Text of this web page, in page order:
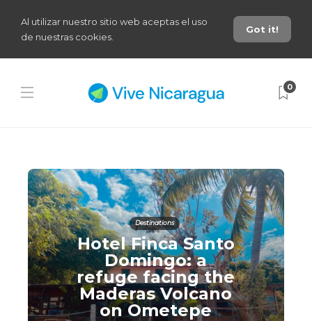
Al utilizar nuestro sitio web aceptas el uso
de nuestras cookies.
Got it!
0
Destinations
Hotel Finca Santo
Domingo: a
refuge facing the
Maderas Volcano
on Ometepe